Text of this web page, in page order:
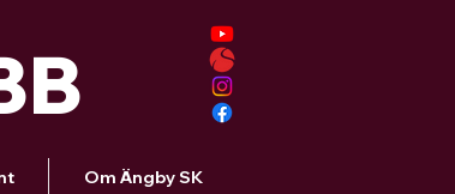
Om Ängby SK